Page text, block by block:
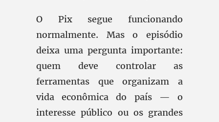
O Pix segue funcionando
normalmente. Mas o episódio
deixa uma pergunta importante:
quem deve controlar as
ferramentas que organizam a
vida econômica do país — o
interesse público ou os grandes